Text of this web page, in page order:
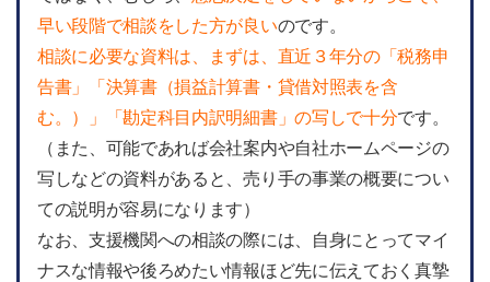
早い段階で相談をした方が良いのです。
相談に必要な資料は、まずは、直近３年分の「税務申
告書」「決算書（損益計算書・貸借対照表を含
む。）」「勘定科目内訳明細書」の写しで十分です。
（また、可能であれば会社案内や自社ホームページの
写しなどの資料があると、売り手の事業の概要につい
ての説明が容易になります）
なお、支援機関への相談の際には、自身にとってマイ
ナスな情報や後ろめたい情報ほど先に伝えておく真摯